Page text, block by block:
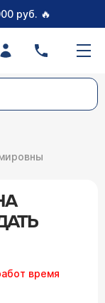
руб. 🔥
время